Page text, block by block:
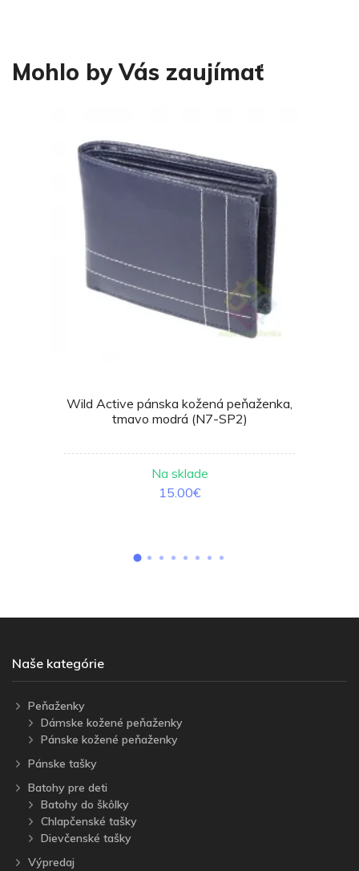
Mohlo by Vás zaujímať
Wild Active pánska kožená peňaženka,
tmavo modrá (N7-SP2)
Na sklade
15.00€
Naše kategórie
Peňaženky
Dámske kožené peňaženky
Pánske kožené peňaženky
Pánske tašky
Batohy pre deti
Batohy do škôlky
Chlapčenské tašky
Dievčenské tašky
Výpredaj